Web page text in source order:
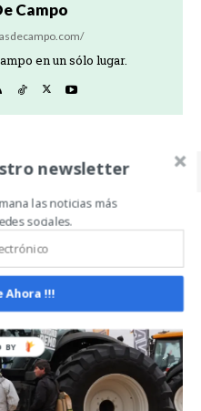
Campo
en un sólo lugar.
newsletter
las noticias más
sociales.
Ahora !!!